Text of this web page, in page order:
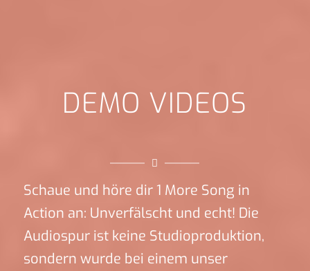
DEMO VIDEOS
Schaue und höre dir 1 More Song in
Action an: Unverfälscht und echt! Die
Audiospur ist keine Studioproduktion,
sondern wurde bei einem unser